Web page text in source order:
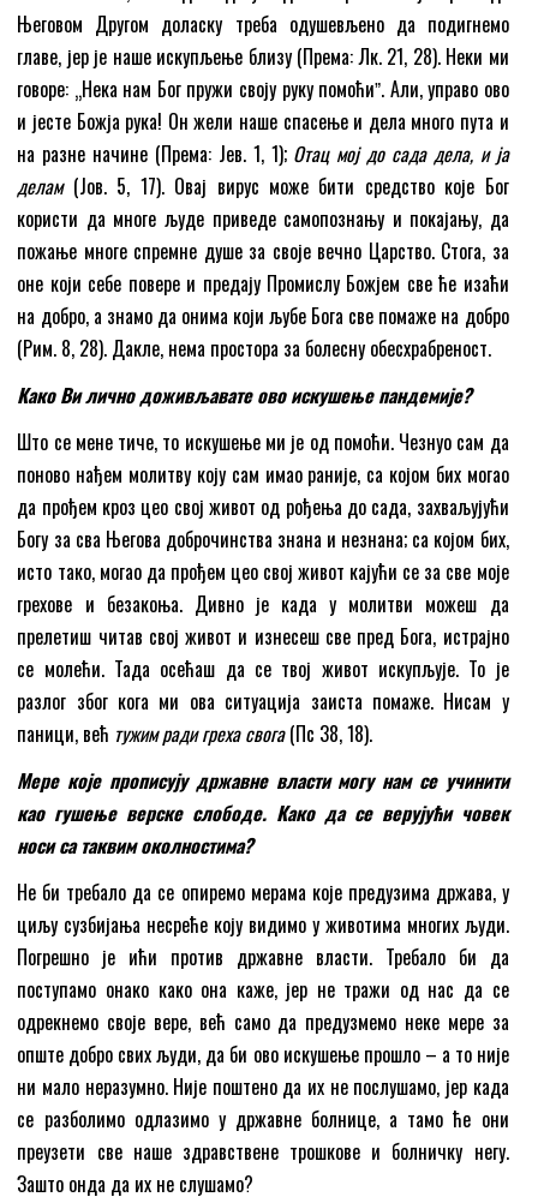
Његовом Другом доласку треба одушевљено да подигнемо
главе, јер је наше искупљење близу (Према: Лк. 21, 28). Неки ми
говоре: „Нека нам Бог пружи своју руку помоћиˮ. Али, управо ово
и јесте Божја рука! Он жели наше спасење и дела много пута и
на разне начине (Према: Јев. 1, 1); Отац мој до сада дела, и ја
делам(Јов. 5, 17). Овај вирус може бити средство које Бог
користи да многе људе приведе самопознању и покајању, да
пожање многе спремне душе за своје вечно Царство. Стога, за
оне који себе повере и предају Промислу Божјем све ће изаћи
на добро, а знамо да онима који љубе Бога све помаже на добро
(Рим. 8, 28). Дакле, нема простора за болесну обесхрабреност.
Како Ви лично доживљавате ово искушење пандемије?
Што се мене тиче, тo искушење ми је од помоћи. Чезнуо сам да
поново нађем молитву коју сам имао раније, са којом бих могао
да прођем кроз цео свој живот од рођења до сада, захваљујући
Богу за сва Његова доброчинства знана и незнана; са којом бих,
исто тако, могао да прођем цео свој живот кајући се за све моје
грехове и безакоња. Дивно је када у молитви можеш да
прелетиш читав свој живот и изнесеш све пред Бога, истрајно
се молећи. Тада осећаш да се твој живот искупљује. То је
разлог због кога ми ова ситуација заиста помаже. Нисам у
паници, већ тужим ради греха свога(Пс 38, 18).
Мере које прописују државне власти могу нам се учинити
као гушење верске слободе. Како да се верујући човек
носи са таквим околностима?
Не би требало да се опиремо мерама које предузима држава, у
циљу сузбијања несреће коју видимо у животима многих људи.
Погрешно је ићи против државне власти. Требало би да
поступамо онако како она каже, јер не тражи од нас да се
одрекнемо своје вере, већ само да предузмемо неке мере за
опште добро свих људи, да би ово искушење прошло – а то није
ни мало неразумно. Није поштено да их не послушамо, јер када
се разболимо одлазимо у државне болнице, а тамо ће они
преузети све наше здравствене трошкове и болничку негу.
Зашто онда да их не слушамо?